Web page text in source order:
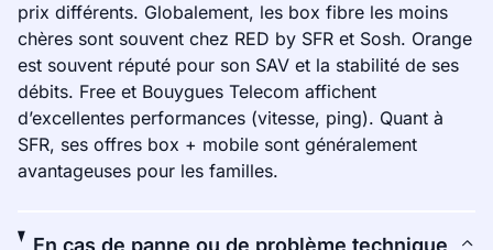
prix différents. Globalement, les box fibre les moins
chères sont souvent chez RED by SFR et Sosh. Orange
est souvent réputé pour son SAV et la stabilité de ses
débits. Free et Bouygues Telecom affichent
d’excellentes performances (vitesse, ping). Quant à
SFR, ses offres box + mobile sont généralement
avantageuses pour les familles.
En cas de panne ou de problème technique